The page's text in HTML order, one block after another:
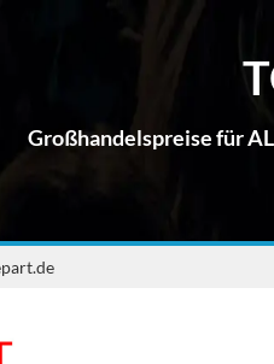
Großhandelspreise für